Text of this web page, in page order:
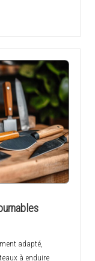
adapté,
à enduire